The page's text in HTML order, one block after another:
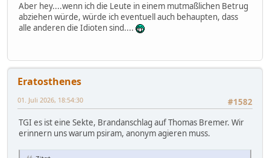
Aber hey....wenn ich die Leute in einem mutmaßlichen Betrug
abziehen würde, würde ich eventuell auch behaupten, dass
alle anderen die Idioten sind....
Eratosthenes
#1582
01. Juli 2026, 18:54:30
TGI es ist eine Sekte, Brandanschlag auf Thomas Bremer. Wir
erinnern uns warum psiram, anonym agieren muss.